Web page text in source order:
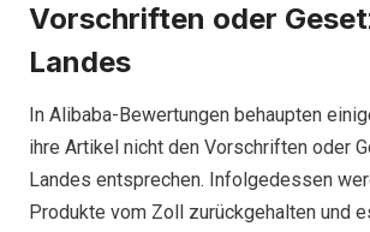
Vorschriften oder
Landes
In Alibaba-Bewertungen behaupten
ihre Artikel nicht den Vorschriften oder
Landes entsprechen. Infolgedessen
Produkte vom Zoll zurückgehalten und